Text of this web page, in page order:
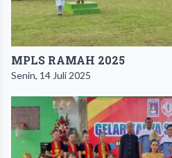
MPLS RAMAH 2025
Senin, 14 Juli 2025